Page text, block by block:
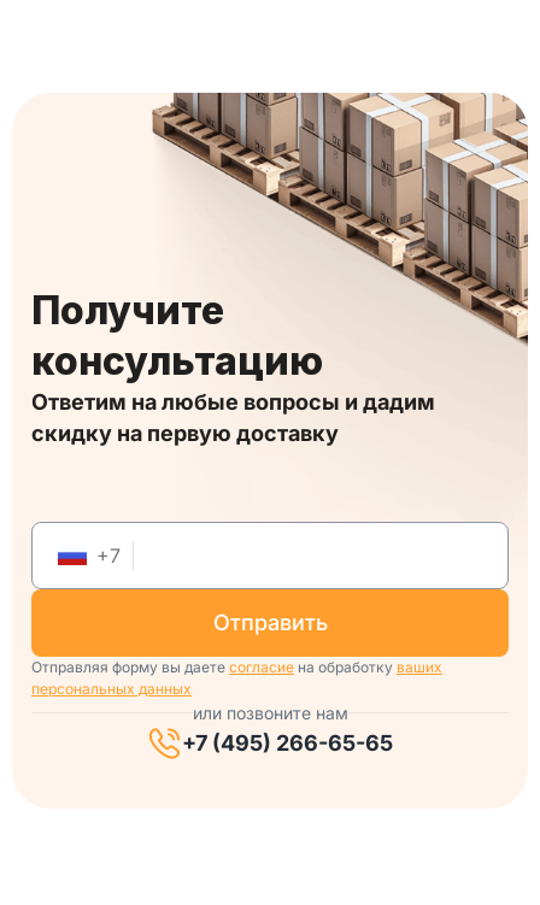
Получите
консультацию
Ответим на любые вопросы и дадим
скидку на первую доставку
+7
отправить
Отправляя форму вы даете согласие на обработку ваших
персональных данных
или позвоните нам
+7 (495) 266-65-65